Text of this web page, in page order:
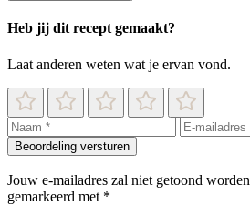
Heb jij dit recept gemaakt?
Laat anderen weten wat je ervan vond.
Beoordeling versturen
Jouw e-mailadres zal niet getoond worden
gemarkeerd met *